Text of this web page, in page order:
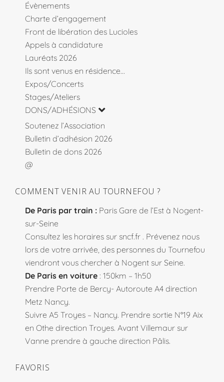
Évènements
Charte d’engagement
Front de libération des Lucioles
Appels à candidature
Lauréats 2026
Ils sont venus en résidence…
Expos/Concerts
Stages/Ateliers
DONS/ADHÉSIONS
Soutenez l’Association
Bulletin d’adhésion 2026
Bulletin de dons 2026
@
COMMENT VENIR AU TOURNEFOU ?
De Paris par train : Paris Gare de l’Est à Nogent-
sur-Seine
Consultez les horaires sur sncf.fr . Prévenez nous
lors de votre arrivée, des personnes du Tournefou
viendront vous chercher à Nogent sur Seine.
De Paris en voiture : 150km – 1h50
Prendre Porte de Bercy- Autoroute A4 direction
Metz Nancy.
Suivre A5 Troyes – Nancy. Prendre sortie N°19 Aix
en Othe direction Troyes. Avant Villemaur sur
Vanne prendre à gauche direction Pâlis.
FAVORIS